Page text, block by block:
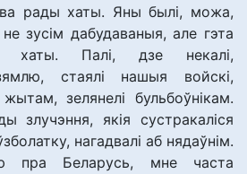
рады хаты. Яны былі, можа,
зусім дабудаваныя, але гэта
хаты. Палі, дзе некалі,
стаялі нашыя войскі,
зелянелі бульбоўнікам.
злучэння, якія сустракаліся
нагадвалі аб нядаўнім.
пра Беларусь, мне часта